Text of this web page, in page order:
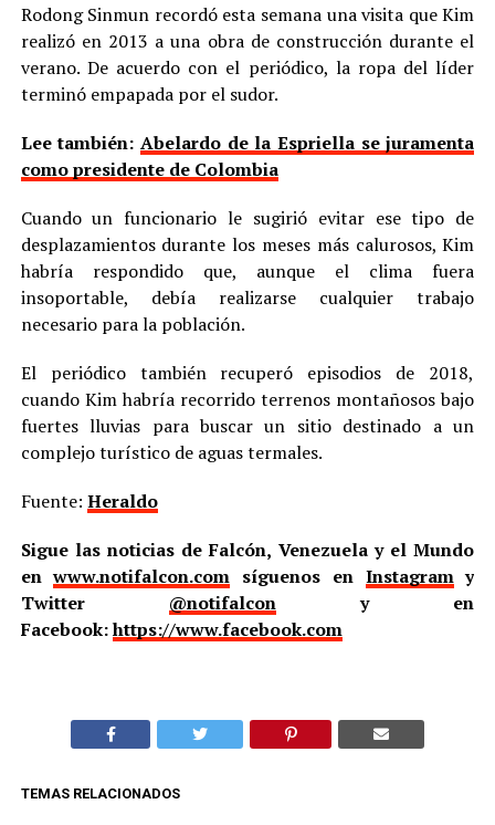
Rodong Sinmun recordó esta semana una visita que Kim
realizó en 2013 a una obra de construcción durante el
verano. De acuerdo con el periódico, la ropa del líder
terminó empapada por el sudor.
Lee también: Abelardo de la Espriella se juramenta
como presidente de Colombia
Cuando un funcionario le sugirió evitar ese tipo de
desplazamientos durante los meses más calurosos, Kim
habría respondido que, aunque el clima fuera
insoportable, debía realizarse cualquier trabajo
necesario para la población.
El periódico también recuperó episodios de 2018,
cuando Kim habría recorrido terrenos montañosos bajo
fuertes lluvias para buscar un sitio destinado a un
complejo turístico de aguas termales.
Fuente: Heraldo
Sigue las noticias de Falcón, Venezuela y el Mundo
enwww.notifalcon.com síguenos en Instagramy
Twitter @notifalcony en
Facebook:https://www.facebook.com
TEMAS RELACIONADOS